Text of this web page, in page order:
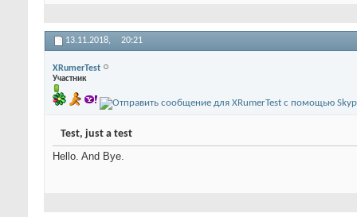
13.11.2018, 20:21
XRumerTest
Участник
Test, just a test
Hello. And Bye.